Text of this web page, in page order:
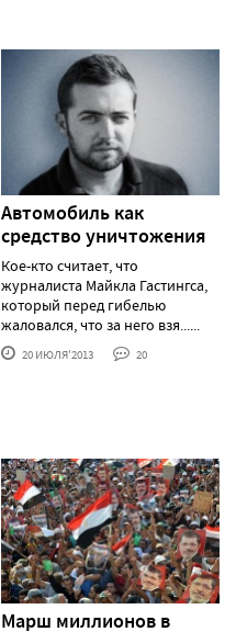
Автомобиль как
средство уничтожения
Кое-кто считает, что
журналиста Майкла Гастингса,
который перед гибелью
жаловался, что за него взя......
20 ИЮЛЯ'2013 20
Марш миллионов в